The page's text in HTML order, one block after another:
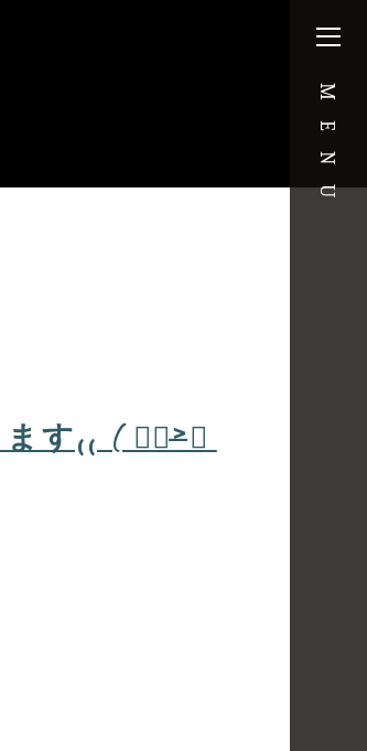
MENU
す₍₍ ( ๑॔˃̶◡